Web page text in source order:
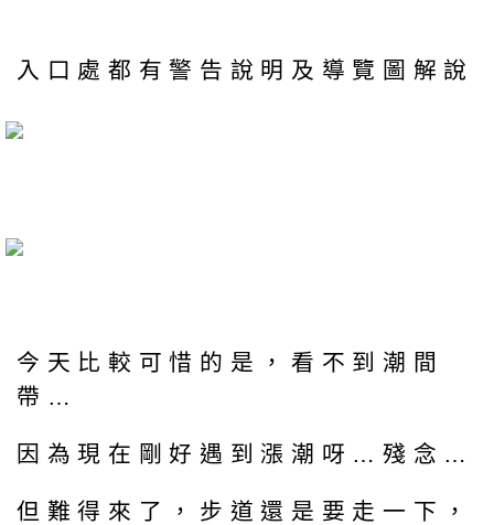
入口處都有警告說明及導覽圖解說
今天比較可惜的是，看不到潮間
帶…
因為現在剛好遇到漲潮呀…殘念…
但難得來了，步道還是要走一下，